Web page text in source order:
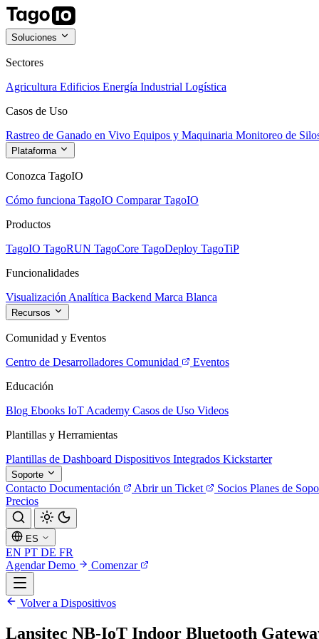
Soluciones
Sectores
Agricultura Edificios Energía Industrial Logística
Casos de Uso
Rastreo de Ganado en Vivo Equipos y Maquinaria Monitoreo de
Plataforma
Conozca TagoIO
Cómo funciona TagoIO Comparar TagoIO
Productos
TagoIO TagoRUN TagoCore TagoDeploy TagoTiP
Funcionalidades
Visualización Analítica Backend Marca Blanca
Recursos
Comunidad y Eventos
Centro de Desarrolladores Comunidad
Eventos
Educación
Blog Ebooks IoT Academy Casos de Uso Videos
Plantillas y Herramientas
Plantillas de Dashboard Dispositivos Integrados Kickstarter
Soporte
Contacto Documentación Abrir un Ticket Socios Planes de
Precios
ES
EN PT DE FR
Agendar Demo
Comenzar
Volver a Dispositivos
Lansitec NB-IoT Indoor Bluetooth